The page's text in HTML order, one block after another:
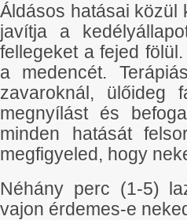
Áldásos hatásai közül
javítja a
fellegeket a fejed
a medencét.
zavaroknál, ülőideg
megnyílást és
minden hatását
megfigyeled, hogy
Néhány perc (1-5)
vajon érdemes-e